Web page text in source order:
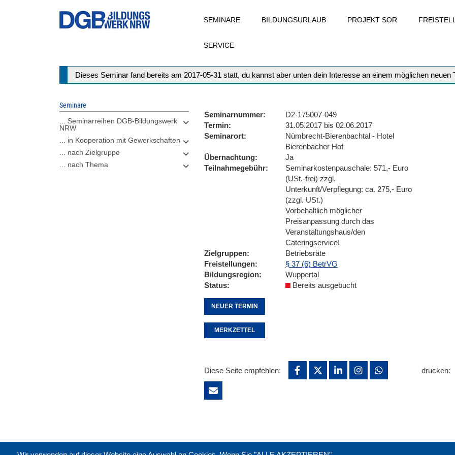
SEMINARE BILDUNGSURLAUB PROJEKT SOR
SERVICE
Statusmeldung
Dieses Seminar fand bereits am 2017-05-31 statt, du kannst aber unten dein Interesse an einem möglichen neuen
Seminare
... Seminarreihen DGB-Bildungswerk
NRW
... in Kooperation mit Gewerkschaften
... nach Zielgruppe
... nach Thema
Seminarnummer
D2-175007-049
Termin
31.05.2017 bis 02.06.2017
Seminarort
Nümbrecht-Bierenbachtal - Hotel
Bierenbacher Hof
Übernachtung
Ja
Teilnahmegebühr
Seminarkostenpauschale: 571,- Euro
(USt.-frei) zzgl.
Unterkunft/Verpflegung: ca. 275,- Euro
(zzgl. USt.)
Vorbehaltlich möglicher
Preisanpassung durch das
Veranstaltungshaus/den
Cateringservice!
Zielgruppen
Betriebsräte
Freistellungen
§ 37 (6) BetrVG
Bildungsregion
Wuppertal
Status
Bereits ausgebucht
NEUER TERMIN
MERKZETTEL
Diese Seite empfehlen: drucken: